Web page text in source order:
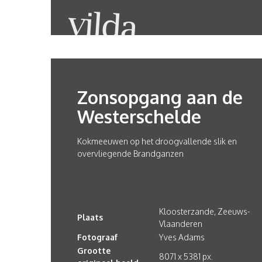
Zonsopgang aan de
Westerschelde
Kokmeeuwen op het droogvallende slik en
overvliegende Brandganzen
Plaats
Kloosterzande, Zeeuws-
Vlaanderen
Fotograaf
Yves Adams
Grootte
8071 x 5381 px.